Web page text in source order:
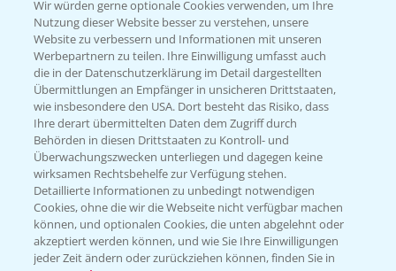
Hilfe in Notfällen
T.+49 (0)214/30-20220
Folgen Sie uns
Wir würden gerne optionale Cookies verwenden, um Ihre
Nutzung dieser Website besser zu verstehen, unsere
Website zu verbessern und Informationen mit unseren
Werbepartnern zu teilen. Ihre Einwilligung umfasst auch
die in der Datenschutzerklärung im Detail dargestellten
Übermittlungen an Empfänger in unsicheren Drittstaaten,
wie insbesondere den USA. Dort besteht das Risiko, dass
Ihre derart übermittelten Daten dem Zugriff durch
Behörden in diesen Drittstaaten zu Kontroll- und
Überwachungszwecken unterliegen und dagegen keine
wirksamen Rechtsbehelfe zur Verfügung stehen.
Detaillierte Informationen zu unbedingt notwendigen
Cookies, ohne die wir die Webseite nicht verfügbar machen
können, und optionalen Cookies, die unten abgelehnt oder
akzeptiert werden können, und wie Sie Ihre Einwilligungen
jeder Zeit ändern oder zurückziehen können, finden Sie in